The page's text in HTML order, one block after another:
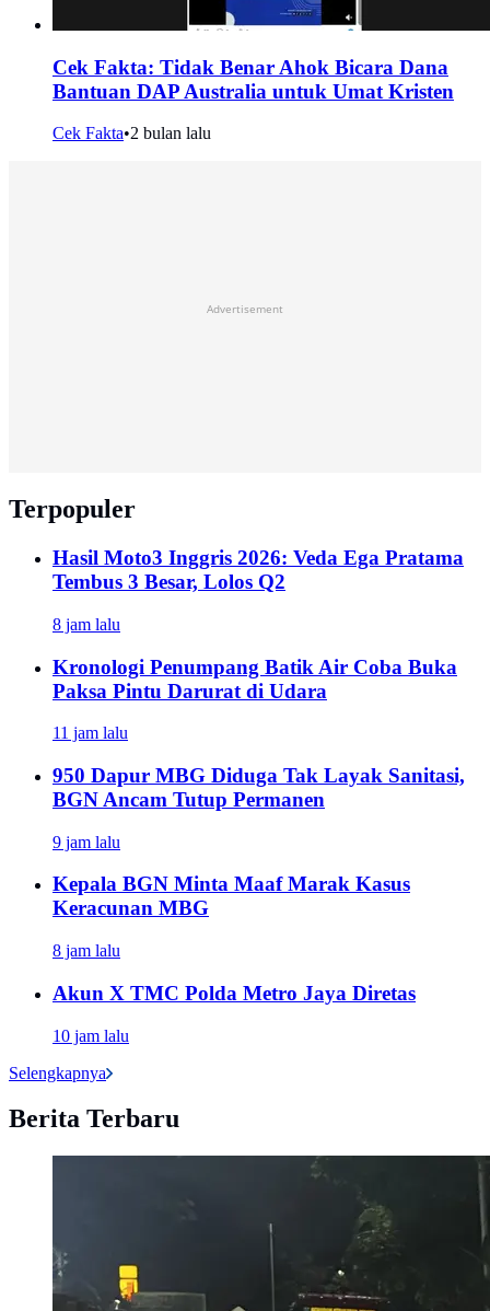
Cek Fakta: Tidak Benar Ahok Bicara Dana
Bantuan DAP Australia untuk Umat Kristen
Cek Fakta•2 bulan lalu
Advertisement
Terpopuler
Hasil Moto3 Inggris 2026: Veda Ega Pratama
Tembus 3 Besar, Lolos Q2
8 jam lalu
Kronologi Penumpang Batik Air Coba Buka
Paksa Pintu Darurat di Udara
11 jam lalu
950 Dapur MBG Diduga Tak Layak Sanitasi,
BGN Ancam Tutup Permanen
9 jam lalu
Kepala BGN Minta Maaf Marak Kasus
Keracunan MBG
8 jam lalu
Akun X TMC Polda Metro Jaya Diretas
10 jam lalu
Selengkapnya
Berita Terbaru